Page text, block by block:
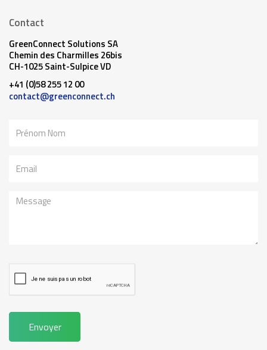
Contact
GreenConnect Solutions SA
Chemin des Charmilles 26bis
CH-1025 Saint-Sulpice VD
+41 (0)58 255 12 00
contact@greenconnect.ch
Message
Envoyer